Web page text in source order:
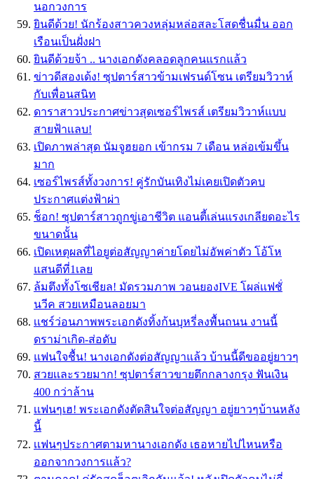
นอกวงการ
ยินดีด้วย! นักร้องสาวควงหลุ่มหล่อสละโสดชื่นมื่น ออก
เรือนเป็นฝั่งฝา
ยินดีด้วยจ้า .. นางเอกดังคลอดลูกคนแรกแล้ว
ข่าวดีสองเด้ง! ซุปตาร์สาวข้ามเฟรนด์โซน เตรียมวิวาห์
กับเพื่อนสนิท
ดาราสาวประกาศข่าวสุดเซอร์ไพรส์ เตรียมวิวาห์เเบบ
สายฟ้าเเลบ!
เปิดภาพล่าสุด นัมจูฮยอก เข้ากรม 7 เดือน หล่อเข้มขึ้น
มาก
เซอร์ไพรส์ทั้งวงการ! คู่รักบันเทิงไม่เคยเปิดตัวคบ
ประกาศแต่งฟ้าผ่า
ช็อก! ซุปตาร์สาวถูกขู่เอาชีวิต แอนตี้เล่นแรงเกลียดอะไร
ขนาดนั้น
เปิดเหตุผลที่ไอยูต่อสัญญาค่ายโดยไม่อัพค่าตัว โอ้โห
แสนดีที่1เลย
ล้มตึงทั้งโซเชียล! มัดรวมภาพ วอนยองIVE โผล่เเฟชั่
นวีค สวยเหมือนลอยมา
เเชร์ว่อนภาพพระเอกดังทิ้งก้นบุหรี่ลงพื้นถนน งานนี้
ดราม่าเกิด-ส่อดับ
แฟนใจชื้น! นางเอกดังต่อสัญญาแล้ว บ้านนี้ดีขออยู่ยาวๆ
สวยเเละรวยมาก! ซุปตาร์สาวขายตึกกลางกรุง ฟันเงิน
400 กว่าล้าน
เเฟนๆเฮ! พระเอกดังตัดสินใจต่อสัญญา อยู่ยาวๆบ้านหลัง
นี้
เเฟนๆประกาศตามหานางเอกดัง เธอหายไปไหนหรือ
ออกจากวงการเเล้ว?